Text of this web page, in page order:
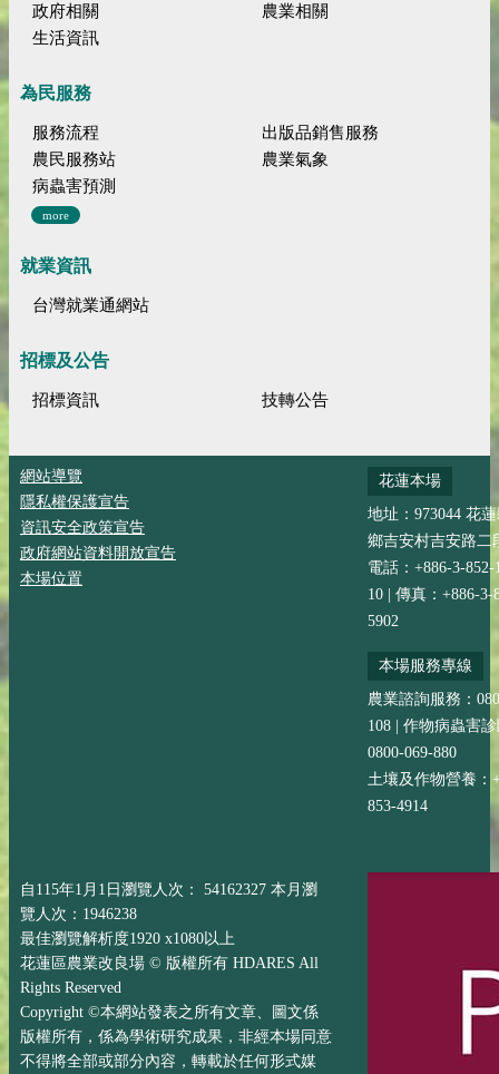
政府相關
農業相關
生活資訊
為民服務
服務流程
出版品銷售服務
農民服務站
農業氣象
病蟲害預測
more
就業資訊
台灣就業通網站
招標及公告
招標資訊 技轉公告
網站導覽
隱私權保護宣告
資訊安全政策宣告
政府網站資料開放宣告
本場位置
花蓮本場
地址：973044 花
鄉吉安村吉安路二
電話：+886-3-852-
10 | 傳真：+886-3-
5902
本場服務專線
農業諮詢服務：
108 | 作物病蟲害
0800-069-880
土壤及作物營養：
853-4914
自115年1月1日瀏覽人次： 54162327 本月瀏
覽人次：1946238
最佳瀏覽解析度1920 x1080以上
花蓮區農業改良場 © 版權所有 HDARES All
Rights Reserved
Copyright ©本網站發表之所有文章、圖文係
版權所有，係為學術研究成果，非經本場同意
不得將全部或部分內容，轉載於任何形式媒